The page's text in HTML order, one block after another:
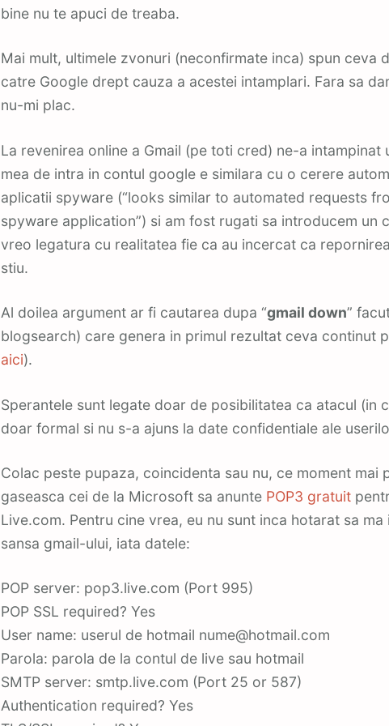
bine nu te apuci de treaba.
Mai mult, ultimele zvonuri (neconfirmate inca) spun ceva
catre Google drept cauza a acestei intamplari. Fara sa
nu-mi plac.
La revenirea online a Gmail (pe toti cred) ne-a intampinat
mea de intra in contul google e similara cu o cerere
aplicatii spyware (“looks similar to automated requests
spyware application”) si am fost rugati sa introducem un
vreo legatura cu realitatea fie ca au incercat ca
stiu.
Al doilea argument ar fi cautarea dupa “gmail down”
blogsearch) care genera in primul rezultat ceva continut
aici).
Sperantele sunt legate doar de posibilitatea ca atacul (in
doar formal si nu s-a ajuns la date confidentiale ale
Colac peste pupaza, coincidenta sau nu, ce moment mai
gaseasca cei de la Microsoft sa anunte POP3 gratuit
Live.com. Pentru cine vrea, eu nu sunt inca hotarat sa
sansa gmail-ului, iata datele:
POP server: pop3.live.com (Port 995)
POP SSL required? Yes
User name: userul de hotmail nume@hotmail.com
Parola: parola de la contul de live sau hotmail
SMTP server: smtp.live.com (Port 25 or 587)
Authentication required? Yes